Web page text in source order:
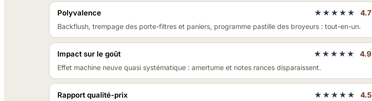
Polyvalence ★★★★★ 4.7
Backflush, trempage des porte-filtres et paniers, programme pastille des broyeurs : tout-en-un.
Impact sur le goût ★★★★★ 4.9
Effet machine neuve quasi systématique : amertume et notes rances disparaissent.
Rapport qualité-prix ★★★★★ 4.5